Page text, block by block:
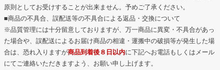
原則としてお受けすることが出来ません。予めご了承ください。
■商品の不具合、誤配送等の不具合による返品・交換について
※品質管理には十分留意しておりますが、万一商品に異変・不具合があっ
た場合や、誤配送によるお届け商品の相違・運搬中の破損等が発生した場
合は、恐れ入りますが商品到着後８日以内に下記へお電話もしくはメール
にてご連絡いただきますよう、お願い申し上げます。